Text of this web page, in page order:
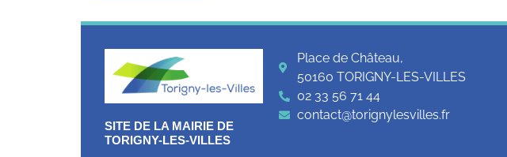
SITE DE LA MAIRIE DE
TORIGNY-LES-VILLES
Place de Château,
50160 TORIGNY-LES-VILLES
02 33 56 71 44
contact@torignylesvilles.fr